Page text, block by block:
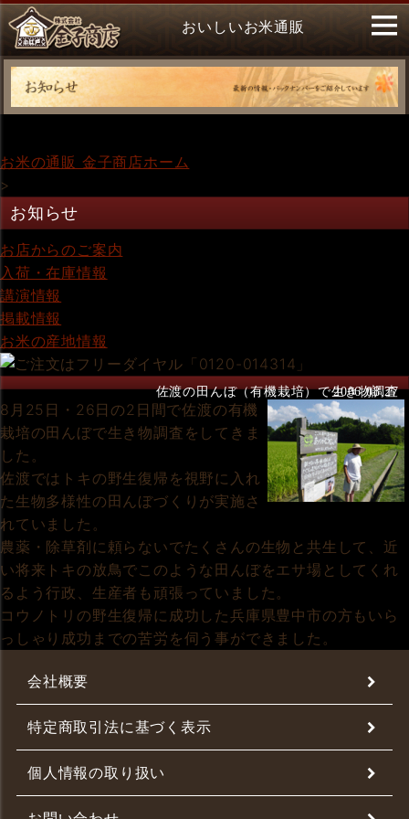
おいしいお米通販
お米の通販 金子商店ホーム
>
お知らせ
お店からのご案内
入荷・在庫情報
講演情報
掲載情報
お米の産地情報
佐渡の田んぼ（有機栽培）で生き物調査
2006.08.27
8月25日・26日の2日間で佐渡の有機
栽培の田んぼで生き物調査をしてきま
した。
佐渡ではトキの野生復帰を視野に入れ
た生物多様性の田んぼづくりが実施さ
れていました。
農薬・除草剤に頼らないでたくさんの生物と共生して、近
い将来トキの放鳥でこのような田んぼをエサ場としてくれ
るよう行政、生産者も頑張っていました。
コウノトリの野生復帰に成功した兵庫県豊中市の方もいら
っしゃり成功までの苦労を伺う事ができました。
会社概要
特定商取引法に基づく表示
個人情報の取り扱い